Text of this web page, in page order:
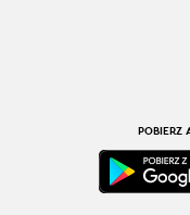
POBIERZ